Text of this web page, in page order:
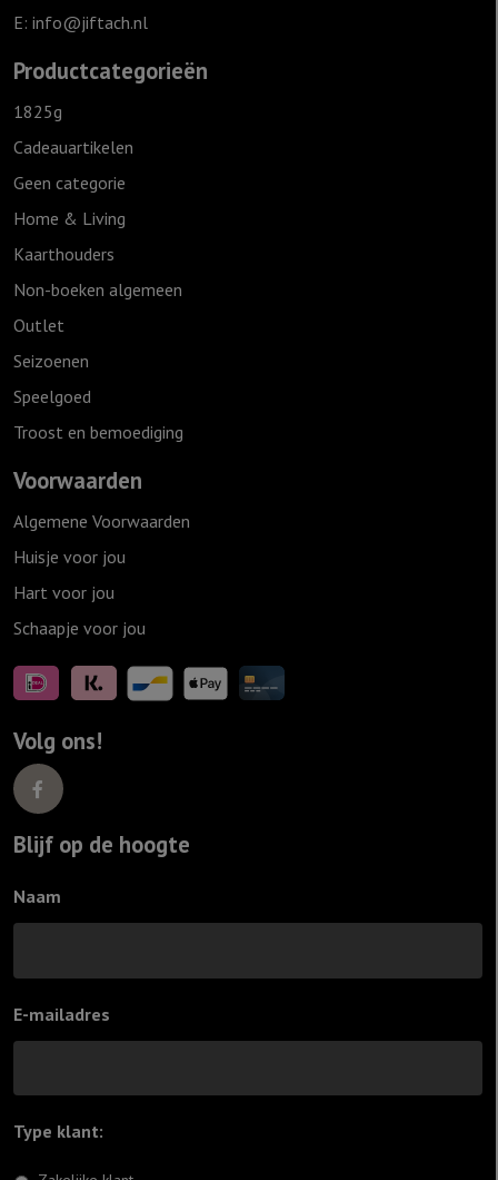
E: info@jiftach.nl
Productcategorieën
1825g
Cadeauartikelen
Geen categorie
Home & Living
Kaarthouders
Non-boeken algemeen
Outlet
Seizoenen
Speelgoed
Troost en bemoediging
Voorwaarden
Algemene Voorwaarden
Huisje voor jou
Hart voor jou
Schaapje voor jou
Volg ons!
Blijf op de hoogte
Naam
E-mailadres
Type klant: